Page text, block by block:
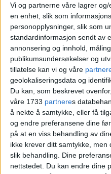
Vi og partnerne våre lagrer
en enhet, slik som
personopplysninger, slik som
standardinformasjon sendt av
annonsering og innhold,
publikumsundersøkelser og
tillatelse kan vi og våre
geolokaliseringsdata og
Du kan, som beskrevet
våre 1733 partneres
å nekte å samtykke, eller få
og endre preferansene dine
på at en viss behandling av
ikke krever ditt samtykke,
slik behandling. Dine
nettstedet. Du kan endre dine
mange.
– Vi har opplevd
parkene under
før besøker dem, de
spiser her, forteller
Men da må
ressurser på
rydding. Sikkert et